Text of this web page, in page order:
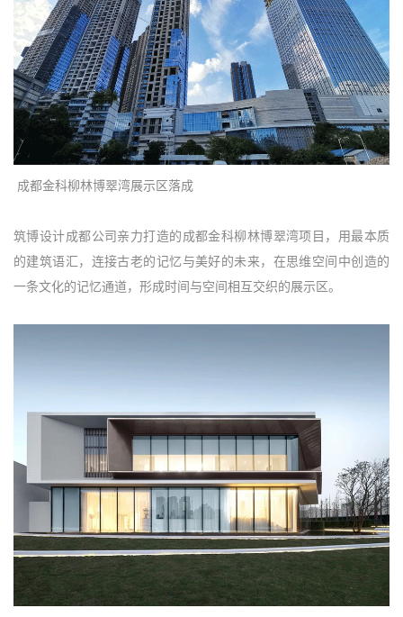
成都金科柳林博翠湾展示区落成
筑博设计成都公司亲力打造的成都金科柳林博翠湾项目，用最本质
的建筑语汇，连接古老的记忆与美好的未来，在思维空间中创造的
一条文化的记忆通道，形成时间与空间相互交织的展示区。